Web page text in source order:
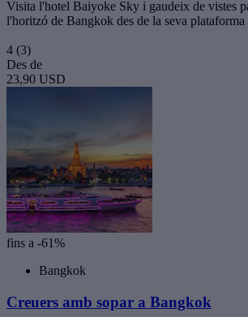
Visita l'hotel Baiyoke Sky i gaudeix de vistes
l'horitzó de Bangkok des de la seva
4 (3)
Des de
23,90 USD
fins a -61%
Bangkok
Creuers amb sopar a Bangkok